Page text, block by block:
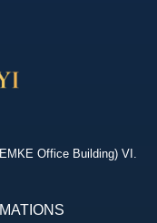
Office Building) VI.